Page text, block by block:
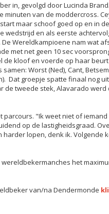
in, gevolgd door Lucinda
van de moddercross.
maar schoof goed op en in
wedstrijd en als eerste
Wereldkampioene nam wat
met net geen 10 sec
kloof en voerde op haar
Worst (Ned), Cant,
Dat groepje spatte finaal nog
tweede stek, Alavarado werd
parcours. "Ik weet niet of
op de lastigheidsgraad.
harder lopen, denk ik. Volgende
het
van/na Dendermonde